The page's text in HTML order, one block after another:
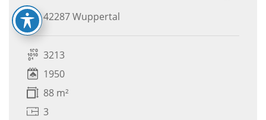
42287 Wuppertal
3213
1950
88 m²
3